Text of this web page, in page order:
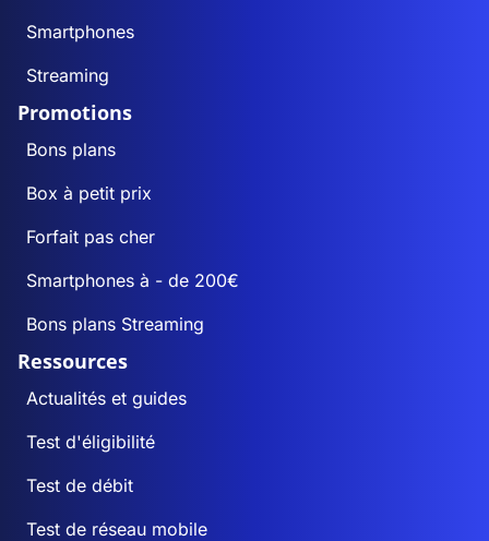
Smartphones
Streaming
Promotions
Bons plans
Box à petit prix
Forfait pas cher
Smartphones à - de 200€
Bons plans Streaming
Ressources
Actualités et guides
Test d'éligibilité
Test de débit
Test de réseau mobile